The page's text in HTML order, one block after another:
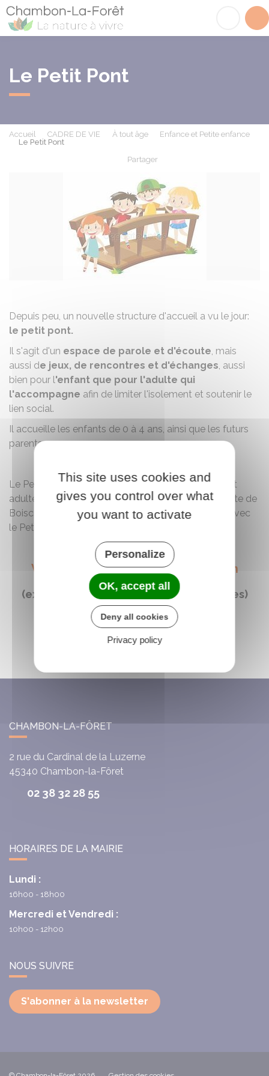
Le Petit Pont
Accueil CADRE DE VIE À tout âge
Enfance et Petite enfance
Le Petit Pont
Partager
Depuis peu, un nouvelle structure d'accueil a vu le jour:
le petit pont.
Il s'agit d'un espace de parole et d'écoute, mais
aussi de jeux, de rencontres et d'échanges, aussi
bien pour l'enfant que pour l'adulte qui
l'accompagne afin de limiter l'isolement et soutenir le
lien social.
Il accueille les enfants de 0 à 4 ans, ainsi que les futurs
parents.
Le Petit Pont accueille sans rendez-vous enfants et
adultes dans les locaux de la halte garderie itinérante de
Boiscommun, un vendredi sur deux en alternance avec
le Petit Pont de Puiseaux
Vendredi (1 sur deux) de 9h30 à 12h
(excepté pendant les vacances scolaires)
25 rue du Chesnoy à Boiscommun
06.77.00.34.00
CHAMBON-LA-FÔRET
2 rue du Cardinal de la Luzerne
45340 Chambon-la-Fôret
02 38 32 28 55
HORAIRES DE LA MAIRIE
Lundi :
16h00 - 18h00
Mercredi et Vendredi :
10h00 - 12h00
NOUS SUIVRE
S'abonner à la newsletter
This site uses cookies and
gives you control over what
you want to activate
Personalize
OK, accept all
Deny all cookies
Privacy policy